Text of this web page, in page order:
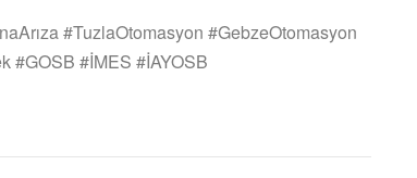
#TuzlaOtomasyon #GebzeOtomasyon
#GOSB #İMES #İAYOSB